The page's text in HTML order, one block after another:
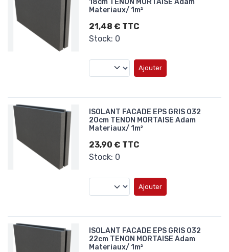
Materiaux/ 1m²
21,48 € TTC
Stock: 0
Ajouter
ISOLANT FACADE EPS GRIS 032
20cm TENON MORTAISE Adam
Materiaux/ 1m²
23,90 € TTC
Stock: 0
Ajouter
ISOLANT FACADE EPS GRIS 032
22cm TENON MORTAISE Adam
Materiaux/ 1m²